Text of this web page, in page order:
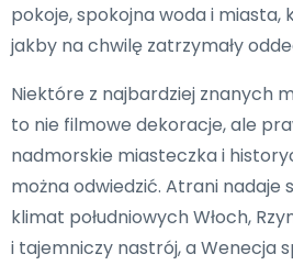
pokoje, spokojna woda i
jakby na chwilę zatrzymały
Niektóre z najbardziej znanych
to nie filmowe dekoracje, ale
nadmorskie miasteczka i
można odwiedzić. Atrani nadaje
klimat południowych Włoch,
i tajemniczy nastrój, a Wenecja